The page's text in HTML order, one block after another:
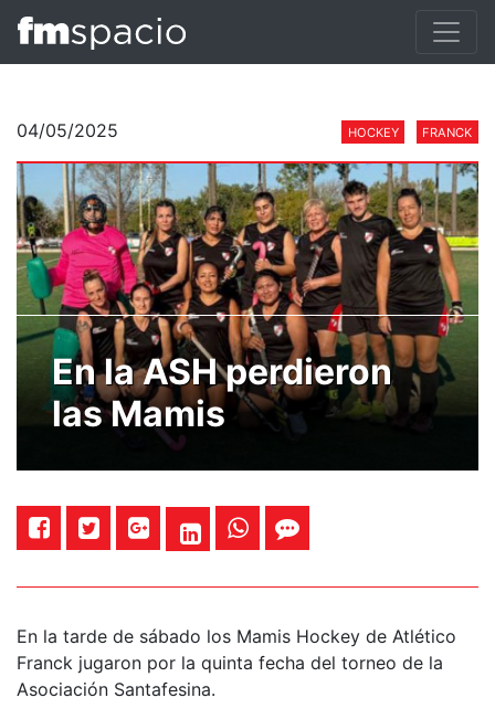
04/05/2025 HOCKEY FRANCK
En la ASH perdieron
las Mamis
En la tarde de sábado los Mamis Hockey de Atlético
Franck jugaron por la quinta fecha del torneo de la
Asociación Santafesina.